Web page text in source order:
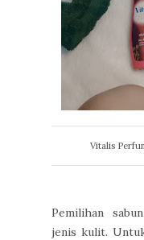
Vitalis
Pemilihan
jenis kulit.